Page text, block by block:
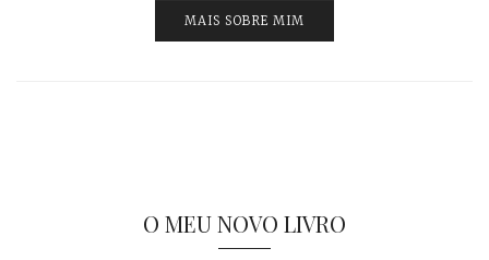
MAIS SOBRE MIM
O MEU NOVO LIVRO